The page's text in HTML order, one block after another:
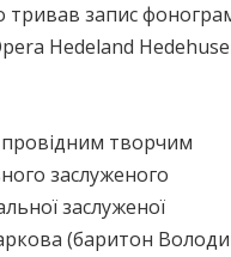
тривав запис
Hedeland
провідним творчим
заслуженого
заслуженої
(баритон